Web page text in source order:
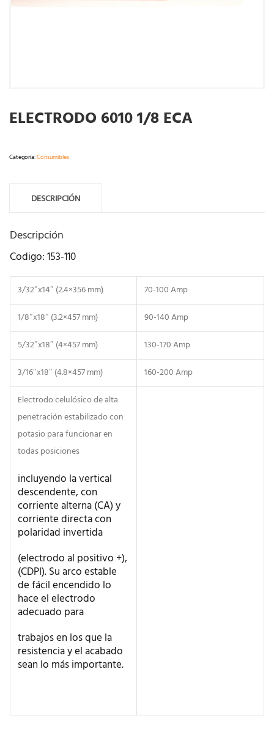
ELECTRODO 6010 1/8 ECA
Categoría:Consumibles
DESCRIPCIÓN
Descripción
Codigo: 153-110
3/32″x14″ (2.4×356 mm)
70-100 Amp
1/8″x18″ (3.2×457 mm)
90-140 Amp
5/32″x18″ (4×457 mm)
130-170 Amp
3/16″x18″ (4.8×457 mm)
160-200 Amp
Electrodo celulósico de alta
penetración estabilizado con
potasio para funcionar en
todas posiciones
incluyendo la vertical
descendente, con
corriente alterna (CA) y
corriente directa con
polaridad invertida
(electrodo al positivo +),
(CDPI). Su arco estable
de fácil encendido lo
hace el electrodo
adecuado para
trabajos en los que la
resistencia y el acabado
sean lo más importante.